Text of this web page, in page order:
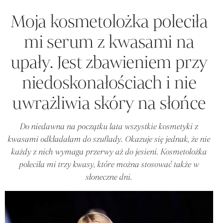
Moja kosmetolożka poleciła
mi serum z kwasami na
upały. Jest zbawieniem przy
niedoskonałościach i nie
uwrażliwia skóry na słońce
Do niedawna na początku lata wszystkie kosmetyki z
kwasami odkładałam do szuflady. Okazuje się jednak, że nie
każdy z nich wymaga przerwy aż do jesieni. Kosmetolożka
poleciła mi trzy kwasy, które można stosować także w
słoneczne dni.